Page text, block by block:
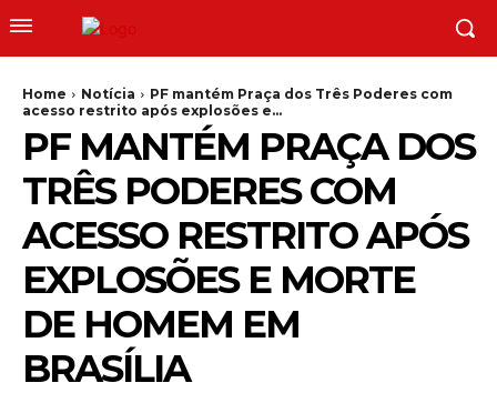
Home Notícia
PF mantém Praça dos Três Poderes com
acesso restrito após explosões e...
PF MANTÉM PRAÇA DOS
TRÊS PODERES COM
ACESSO RESTRITO APÓS
EXPLOSÕES E MORTE
DE HOMEM EM
BRASÍLIA